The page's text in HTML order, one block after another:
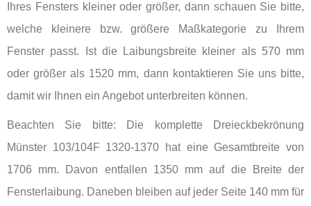
Ihres Fensters kleiner oder größer, dann schauen Sie bitte,
welche kleinere bzw. größere Maßkategorie zu Ihrem
Fenster passt. Ist die Laibungsbreite kleiner als 570 mm
oder größer als 1520 mm, dann kontaktieren Sie uns bitte,
damit wir Ihnen ein Angebot unterbreiten können.
Beachten Sie bitte: Die komplette Dreieckbekrönung
Münster 103/104F 1320-1370 hat eine Gesamtbreite von
1706 mm. Davon entfallen 1350 mm auf die Breite der
Fensterlaibung. Daneben bleiben auf jeder Seite 140 mm für